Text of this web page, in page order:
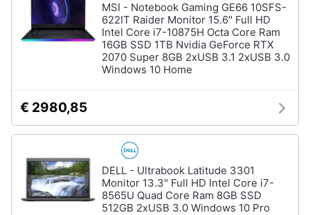
MSI - Notebook Gaming GE66 10SFS-
622IT Raider Monitor 15.6" Full HD
Intel Core i7-10875H Octa Core Ram
16GB SSD 1TB Nvidia GeForce RTX
2070 Super 8GB 2xUSB 3.1 2xUSB 3.0
Windows 10 Home
€ 2980,85
DELL - Ultrabook Latitude 3301
Monitor 13.3" Full HD Intel Core i7-
8565U Quad Core Ram 8GB SSD
512GB 2xUSB 3.0 Windows 10 Pro